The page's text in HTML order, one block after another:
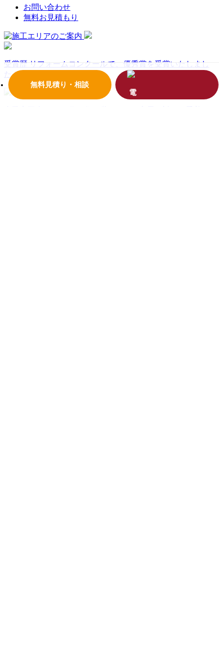
無料見積り・相談
お問い合わせ
無料お見積もり
受賞歴 リフォームコンクールで、優秀賞を受賞いたしまし
た！